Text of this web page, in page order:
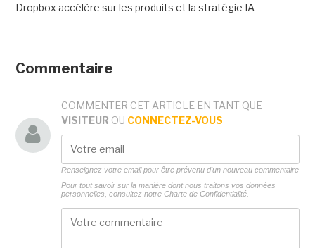
Dropbox accélère sur les produits et la stratégie IA
Commentaire
COMMENTER CET ARTICLE EN TANT QUE
VISITEUR OU CONNECTEZ-VOUS
Renseignez votre email pour être prévenu d'un nouveau commentaire
Pour tout savoir sur la manière dont nous traitons vos données
personnelles, consultez notre Charte de Confidentialité.